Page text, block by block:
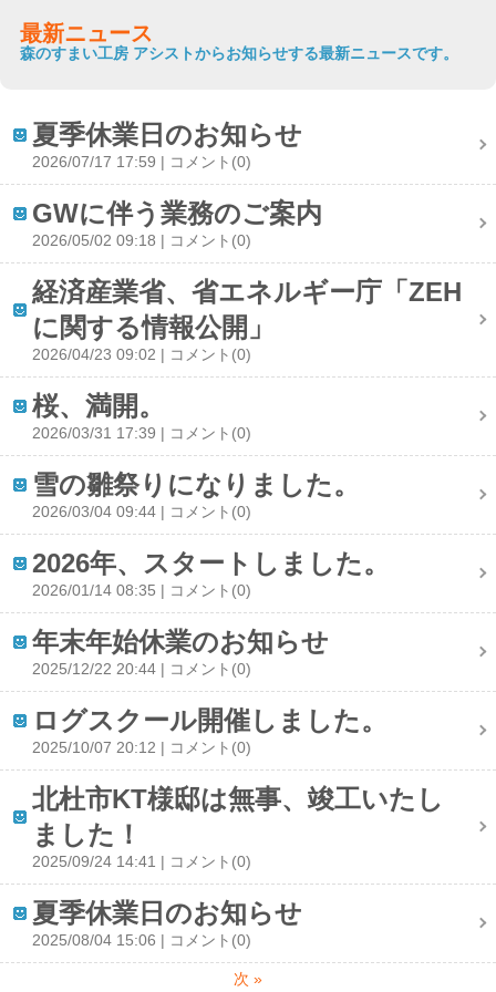
最新ニュース
森のすまい工房 アシストからお知らせする最新ニュースです。
夏季休業日のお知らせ
2026/07/17 17:59 コメント(0)
GWに伴う業務のご案内
2026/05/02 09:18 コメント(0)
経済産業省、省エネルギー庁「ZEH
に関する情報公開」
2026/04/23 09:02 コメント(0)
桜、満開。
2026/03/31 17:39 コメント(0)
雪の雛祭りになりました。
2026/03/04 09:44 コメント(0)
2026年、スタートしました。
2026/01/14 08:35 コメント(0)
年末年始休業のお知らせ
2025/12/22 20:44 コメント(0)
ログスクール開催しました。
2025/10/07 20:12 コメント(0)
北杜市KT様邸は無事、竣工いたし
ました！
2025/09/24 14:41 コメント(0)
夏季休業日のお知らせ
2025/08/04 15:06 コメント(0)
次 »